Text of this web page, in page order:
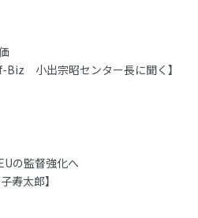
Biz 小出宗昭センター長に聞く】
の監督強化へ
寿太郎】